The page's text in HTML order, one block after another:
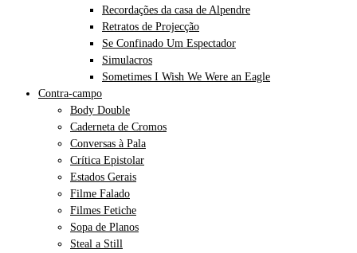
Recordações da casa de Alpendre
Retratos de Projecção
Se Confinado Um Espectador
Simulacros
Sometimes I Wish We Were an Eagle
Contra-campo
Body Double
Caderneta de Cromos
Conversas à Pala
Crítica Epistolar
Estados Gerais
Filme Falado
Filmes Fetiche
Sopa de Planos
Steal a Still